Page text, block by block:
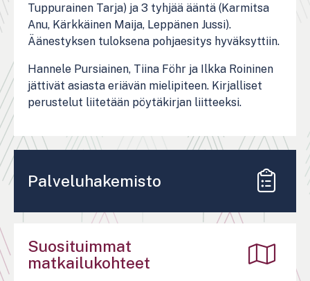
Tuppurainen Tarja) ja 3 tyhjää ääntä (Karmitsa
Anu, Kärkkäinen Maija, Leppänen Jussi).
Äänestyksen tuloksena pohjaesitys hyväksyttiin.
Hannele Pursiainen, Tiina Föhr ja Ilkka Roininen
jättivät asiasta eriävän mielipiteen. Kirjalliset
perustelut liitetään pöytäkirjan liitteeksi.
Palveluhakemisto
Suosituimmat
matkailukohteet